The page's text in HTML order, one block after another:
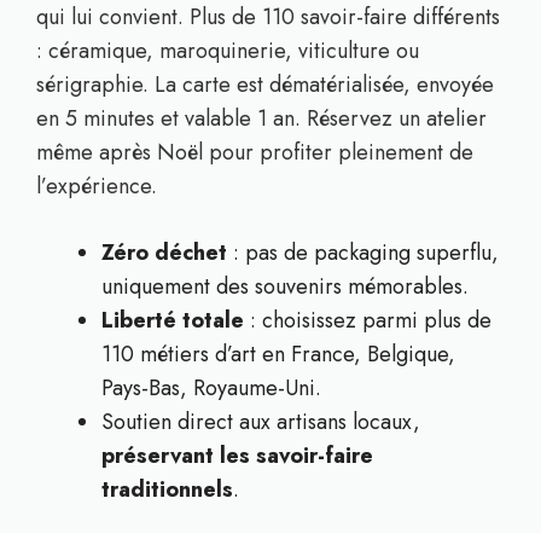
qui lui convient. Plus de 110 savoir-faire différents
: céramique, maroquinerie, viticulture ou
sérigraphie. La carte est dématérialisée, envoyée
en 5 minutes et valable 1 an. Réservez un atelier
même après Noël pour profiter pleinement de
l’expérience.
Zéro déchet : pas de packaging superflu,
uniquement des souvenirs mémorables.
Liberté totale : choisissez parmi plus de
110 métiers d’art en France, Belgique,
Pays-Bas, Royaume-Uni.
Soutien direct aux artisans locaux,
préservant les savoir-faire
traditionnels.